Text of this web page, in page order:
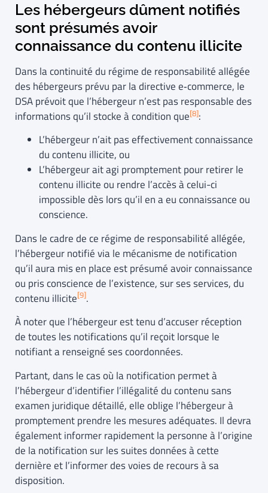
Les hébergeurs dûment notifiés
sont présumés avoir
connaissance du contenu illicite
Dans la continuité du régime de responsabilité allégée
des hébergeurs prévu par la directive e‑commerce, le
DSA prévoit que l’hébergeur n’est pas responsable des
informations qu’il stocke à condition que[8]:
L’hébergeur n’ait pas effectivement connaissance
du contenu illicite, ou
L’hébergeur ait agi promptement pour retirer le
contenu illicite ou rendre l’accès à celui-ci
impossible dès lors qu’il en a eu connaissance ou
conscience.
Dans le cadre de ce régime de responsabilité allégée,
l’hébergeur notifié via le mécanisme de notification
qu’il aura mis en place est présumé avoir connaissance
ou pris conscience de l’existence, sur ses services, du
contenu illicite[9].
À noter que l’hébergeur est tenu d’accuser réception
de toutes les notifications qu’il reçoit lorsque le
notifiant a renseigné ses coordonnées.
Partant, dans le cas où la notification permet à
l’hébergeur d’identifier l’illégalité du contenu sans
examen juridique détaillé, elle oblige l’hébergeur à
promptement prendre les mesures adéquates. Il devra
également informer rapidement la personne à l’origine
de la notification sur les suites données à cette
dernière et l’informer des voies de recours à sa
disposition.